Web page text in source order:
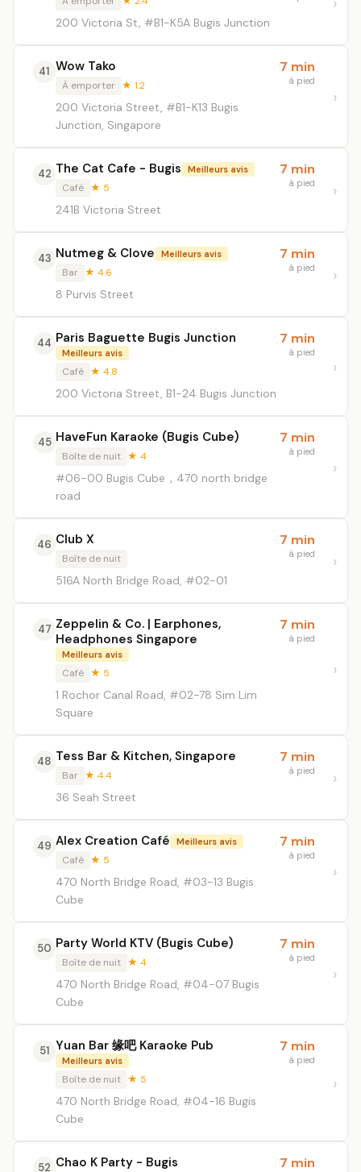
200 Victoria St, #B1-K5A Bugis Junction
41 Wow Tako
À emporter ★ 1.2
200 Victoria Street, #B1-K13 Bugis
Junction, Singapore
7 min
à pied
42 The Cat Cafe - Bugis Meilleurs avis
Café ★ 5
241B Victoria Street
7 min
à pied
43 Nutmeg & Clove Meilleurs avis
Bar ★ 4.6
8 Purvis Street
7 min
à pied
44 Paris Baguette Bugis Junction
Meilleurs avis
Café ★ 4.8
200 Victoria Street, B1-24 Bugis Junction
7 min
à pied
45 HaveFun Karaoke (Bugis Cube)
Boîte de nuit ★ 4
#06-00 Bugis Cube，470 north bridge
road
7 min
à pied
46 Club X
Boîte de nuit
516A North Bridge Road, #02-01
7 min
à pied
47 Zeppelin & Co. | Earphones,
Headphones Singapore
Meilleurs avis
Café ★ 5
1 Rochor Canal Road, #02-78 Sim Lim
Square
7 min
à pied
48 Tess Bar & Kitchen, Singapore
Bar ★ 4.4
36 Seah Street
7 min
à pied
49 Alex Creation Café Meilleurs avis
Café ★ 5
470 North Bridge Road, #03-13 Bugis
Cube
7 min
à pied
50 Party World KTV (Bugis Cube)
Boîte de nuit ★ 4
470 North Bridge Road, #04-07 Bugis
Cube
7 min
à pied
51 Yuan Bar 缘吧 Karaoke Pub
Meilleurs avis
Boîte de nuit ★ 5
470 North Bridge Road, #04-16 Bugis
Cube
7 min
à pied
52 Chao K Party - Bugis 7 min